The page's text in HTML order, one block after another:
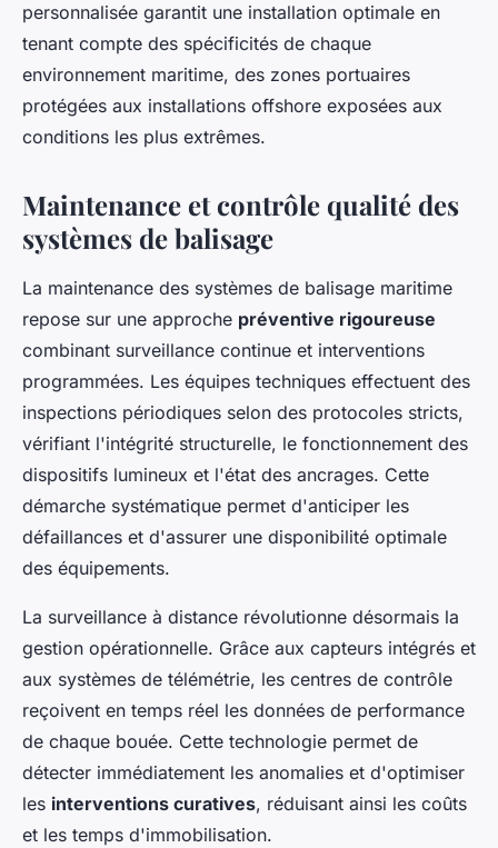
personnalisée garantit une installation optimale en
tenant compte des spécificités de chaque
environnement maritime, des zones portuaires
protégées aux installations offshore exposées aux
conditions les plus extrêmes.
Maintenance et contrôle qualité des
systèmes de balisage
La maintenance des systèmes de balisage maritime
repose sur une approche préventive rigoureuse
combinant surveillance continue et interventions
programmées. Les équipes techniques effectuent des
inspections périodiques selon des protocoles stricts,
vérifiant l'intégrité structurelle, le fonctionnement des
dispositifs lumineux et l'état des ancrages. Cette
démarche systématique permet d'anticiper les
défaillances et d'assurer une disponibilité optimale
des équipements.
La surveillance à distance révolutionne désormais la
gestion opérationnelle. Grâce aux capteurs intégrés et
aux systèmes de télémétrie, les centres de contrôle
reçoivent en temps réel les données de performance
de chaque bouée. Cette technologie permet de
détecter immédiatement les anomalies et d'optimiser
les interventions curatives, réduisant ainsi les coûts
et les temps d'immobilisation.